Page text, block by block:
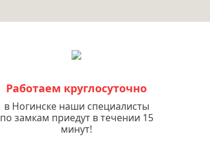
Работаем круглосуточно
в Ногинске наши специалисты
по замкам приедут в течении 15
минут!